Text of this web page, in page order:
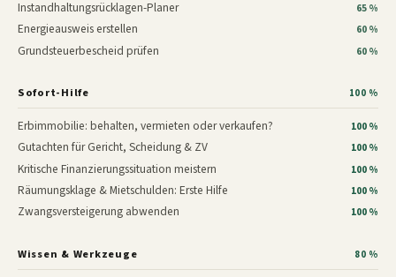
Instandhaltungsrücklagen-Planer 65 %
Energieausweis erstellen 60 %
Grundsteuerbescheid prüfen 60 %
Sofort-Hilfe 100 %
Erbimmobilie: behalten, vermieten oder verkaufen? 100 %
Gutachten für Gericht, Scheidung & ZV 100 %
Kritische Finanzierungssituation meistern 100 %
Räumungsklage & Mietschulden: Erste Hilfe 100 %
Zwangsversteigerung abwenden 100 %
Wissen & Werkzeuge 80 %